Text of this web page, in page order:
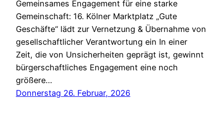
Gemeinsames Engagement für eine starke
Gemeinschaft: 16. Kölner Marktplatz „Gute
Geschäfte“ lädt zur Vernetzung & Übernahme von
gesellschaftlicher Verantwortung ein In einer
Zeit, die von Unsicherheiten geprägt ist, gewinnt
bürgerschaftliches Engagement eine noch
größere…
Donnerstag 26. Februar, 2026